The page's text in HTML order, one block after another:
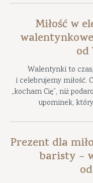
Miłość w
od
Walentynki to
i celebrujemy miłość.
„kocham Cię”, niż
upominek,
Prezent dla
baristy –